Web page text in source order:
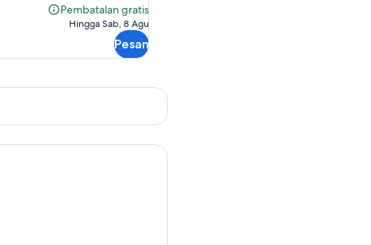
Pembatalan gratis
Pembatalan
Hingga Sab, 8 Agu
Pesan